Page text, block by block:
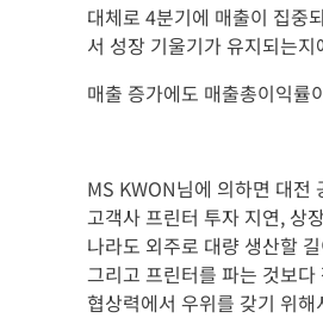
대체로 4분기에 매출이 집중
서 성장 기울기가 유지되는
매출 증가에도 매출총이익률
MS KWON님에 의하면 대전
고객사 프린터 투자 지연, 상
나라도 외주로 대량 생산할
그리고 프린터를 파는 것보
협상력에서 우위를 갖기 위